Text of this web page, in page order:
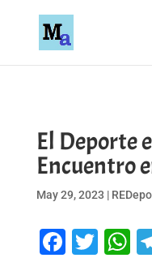
El Deporte
Encuentro
May 29, 2023 |